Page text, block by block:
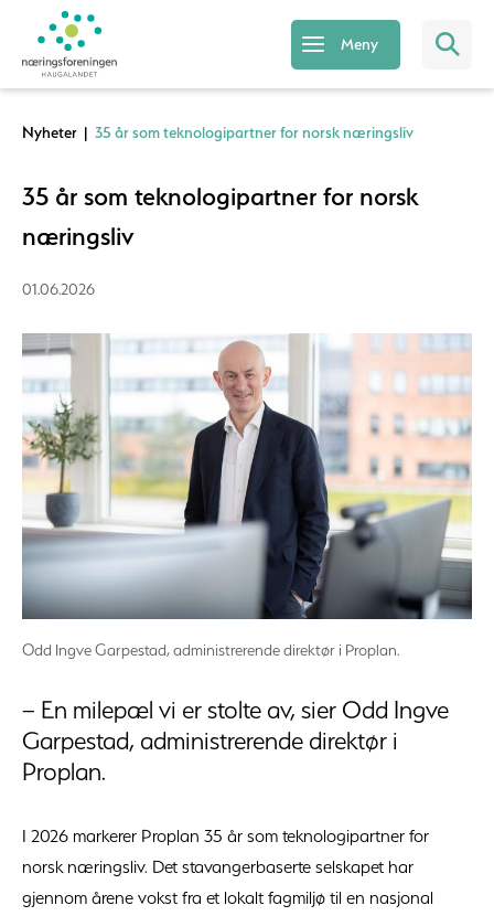
Meny
Nyheter | 35 år som teknologipartner for norsk næringsliv
35 år som teknologipartner for norsk
næringsliv
01.06.2026
Odd Ingve Garpestad, administrerende direktør i Proplan.
– En milepæl vi er stolte av, sier Odd Ingve
Garpestad, administrerende direktør i
Proplan.
I 2026 markerer Proplan 35 år som teknologipartner for
norsk næringsliv. Det stavangerbaserte selskapet har
gjennom årene vokst fra et lokalt fagmiljø til en nasjonal